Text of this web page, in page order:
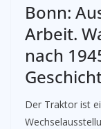
Bonn:
Arbeit.
nach
­Der Traktor ist